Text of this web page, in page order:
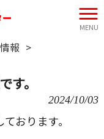
MENU
報 >
す。
2024/10/03
おります。